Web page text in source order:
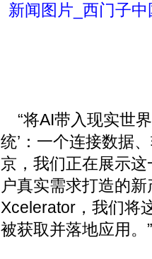
新闻图片_西门子
“将AI带入现实世
统’：一个连接数据
京，我们正在展示
户真实需求打造的
Xcelerator，我们将
被获取并落地应用。”